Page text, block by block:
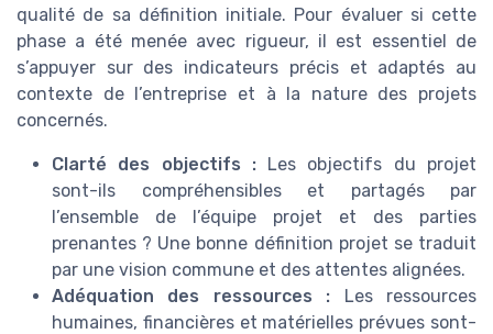
qualité de sa définition initiale. Pour évaluer si cette
phase a été menée avec rigueur, il est essentiel de
s’appuyer sur des indicateurs précis et adaptés au
contexte de l’entreprise et à la nature des projets
concernés.
Clarté des objectifs :Les objectifs du projet
sont-ils compréhensibles et partagés par
l’ensemble de l’équipe projet et des parties
prenantes ? Une bonne définition projet se traduit
par une vision commune et des attentes alignées.
Adéquation des ressources : Les ressources
humaines, financières et matérielles prévues sont-